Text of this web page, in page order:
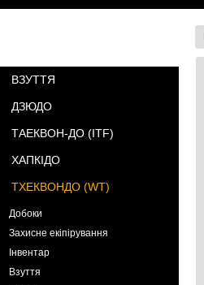
ВЗУТТЯ
ДЗЮДО
ТАЕКВОН-ДО (ІТF)
ХАПКІДО
ТХЕКВОНДО (WT)
Добоки
Захисне екіпірування
Інвентар
Взуття